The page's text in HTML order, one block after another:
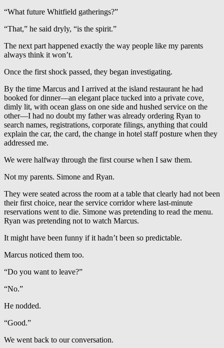
“What future Whitfield gatherings?”
“That,” he said dryly, “is the spirit.”
The next part happened exactly the way people like my parents
always think it won’t.
Once the first shock passed, they began investigating.
By the time Marcus and I arrived at the island restaurant he had
booked for dinner—an elegant place tucked into a private cove,
dimly lit, with ocean glass on one side and hushed service on the
other—I had no doubt my father was already ordering Ryan to
search names, registrations, corporate filings, anything that could
explain the car, the card, the change in hotel staff posture when they
addressed me.
We were halfway through the first course when I saw them.
Not my parents. Simone and Ryan.
They were seated across the room at a table that clearly had not been
their first choice, near the service corridor where last-minute
reservations went to die. Simone was pretending to read the menu.
Ryan was pretending not to watch Marcus.
It might have been funny if it hadn’t been so predictable.
Marcus noticed them too.
“Do you want to leave?”
“No.”
He nodded.
“Good.”
We went back to our conversation.